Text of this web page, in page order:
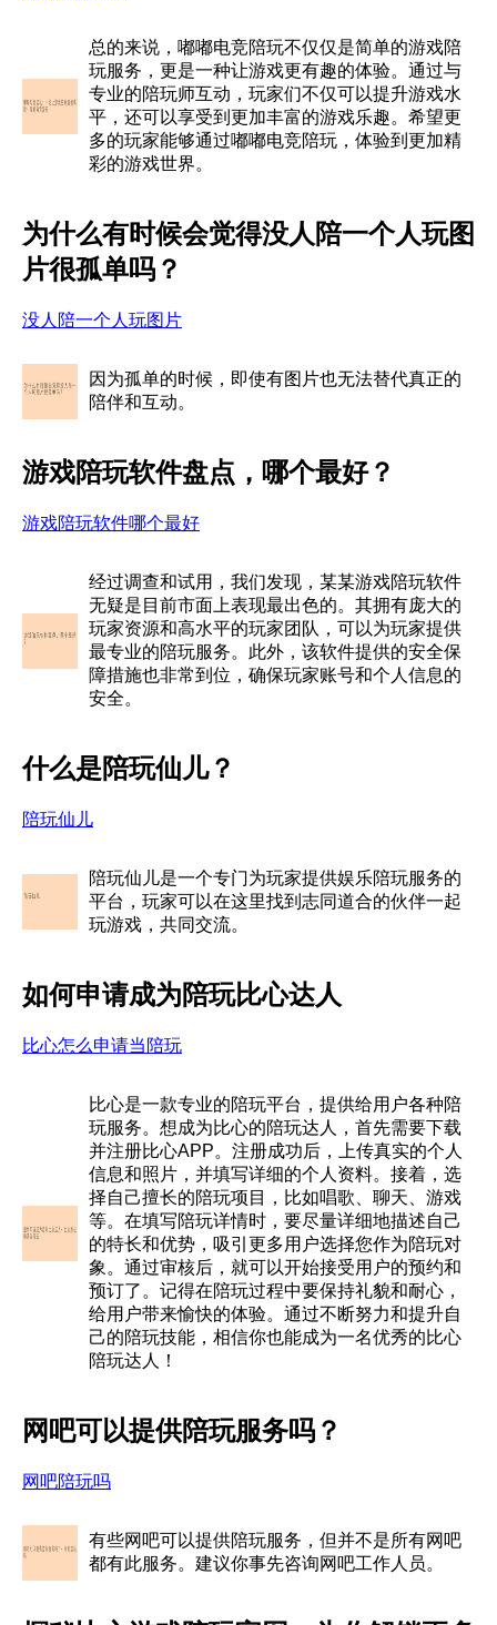
总的来说，嘟嘟电竞陪玩不仅仅是简单的游戏陪
玩服务，更是一种让游戏更有趣的体验。通过与
专业的陪玩师互动，玩家们不仅可以提升游戏水
平，还可以享受到更加丰富的游戏乐趣。希望更
多的玩家能够通过嘟嘟电竞陪玩，体验到更加精
彩的游戏世界。
为什么有时候会觉得没人陪一个人玩图
片很孤单吗？
没人陪一个人玩图片
因为孤单的时候，即使有图片也无法替代真正的
陪伴和互动。
游戏陪玩软件盘点，哪个最好？
游戏陪玩软件哪个最好
经过调查和试用，我们发现，某某游戏陪玩软件
无疑是目前市面上表现最出色的。其拥有庞大的
玩家资源和高水平的玩家团队，可以为玩家提供
最专业的陪玩服务。此外，该软件提供的安全保
障措施也非常到位，确保玩家账号和个人信息的
安全。
什么是陪玩仙儿？
陪玩仙儿
陪玩仙儿是一个专门为玩家提供娱乐陪玩服务的
平台，玩家可以在这里找到志同道合的伙伴一起
玩游戏，共同交流。
如何申请成为陪玩比心达人
比心怎么申请当陪玩
比心是一款专业的陪玩平台，提供给用户各种陪
玩服务。想成为比心的陪玩达人，首先需要下载
并注册比心APP。注册成功后，上传真实的个人
信息和照片，并填写详细的个人资料。接着，选
择自己擅长的陪玩项目，比如唱歌、聊天、游戏
等。在填写陪玩详情时，要尽量详细地描述自己
的特长和优势，吸引更多用户选择您作为陪玩对
象。通过审核后，就可以开始接受用户的预约和
预订了。记得在陪玩过程中要保持礼貌和耐心，
给用户带来愉快的体验。通过不断努力和提升自
己的陪玩技能，相信你也能成为一名优秀的比心
陪玩达人！
网吧可以提供陪玩服务吗？
网吧陪玩吗
有些网吧可以提供陪玩服务，但并不是所有网吧
都有此服务。建议你事先咨询网吧工作人员。